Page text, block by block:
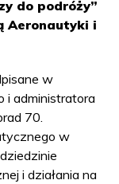
do podróży”
Aeronautyki i
w
i administratora
70.
w
i działania na